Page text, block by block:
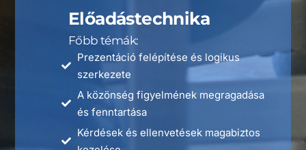
Előadástechnika
Főbb témák:
Prezentáció felépítése és logikus
szerkezete
A közönség figyelmének megragadása
és fenntartása
Kérdések és ellenvetések magabiztos